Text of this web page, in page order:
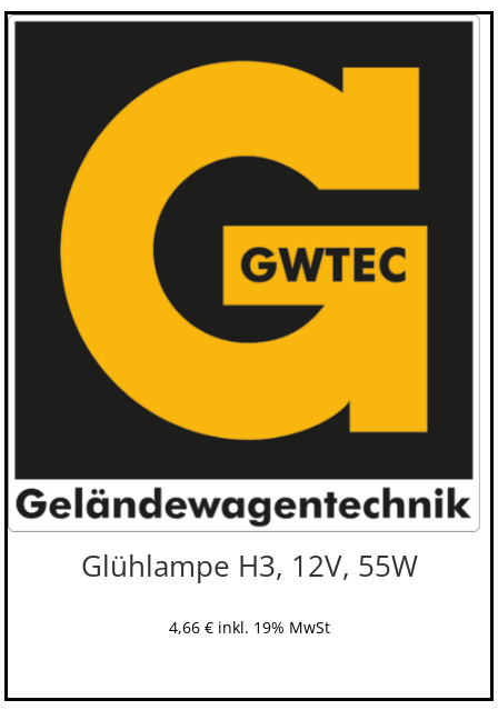
Glühlampe H3, 12V, 55W
4,66 € inkl. 19% MwSt